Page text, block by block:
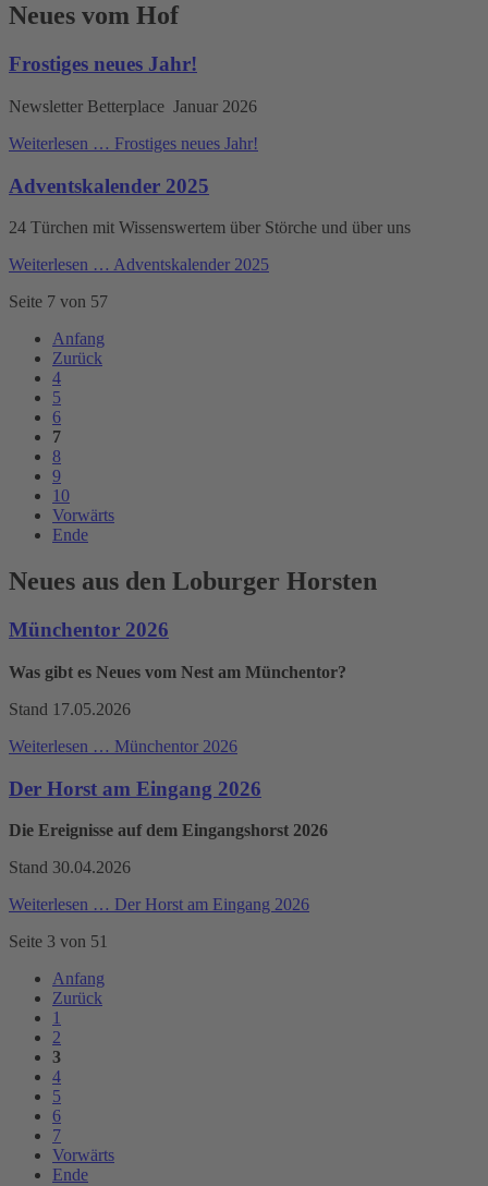
Neues vom Hof
Frostiges neues Jahr!
Newsletter Betterplace Januar 2026
Weiterlesen … Frostiges neues Jahr!
Adventskalender 2025
24 Türchen mit Wissenswertem über Störche und über uns
Weiterlesen … Adventskalender 2025
Seite 7 von 57
Anfang
Zurück
4
5
6
7
8
9
10
Vorwärts
Ende
Neues aus den Loburger Horsten
Münchentor 2026
Was gibt es Neues vom Nest am Münchentor?
Stand 17.05.2026
Weiterlesen … Münchentor 2026
Der Horst am Eingang 2026
Die Ereignisse auf dem Eingangshorst 2026
Stand 30.04.2026
Weiterlesen … Der Horst am Eingang 2026
Seite 3 von 51
Anfang
Zurück
1
2
3
4
5
6
7
Vorwärts
Ende